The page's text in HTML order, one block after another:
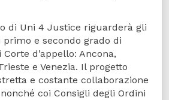
di Uni 4 Justice riguarderà gli
e secondo grado di
d’appello: Ancona,
e Venezia. Il progetto
e costante collaborazione
coi Consigli degli Ordini